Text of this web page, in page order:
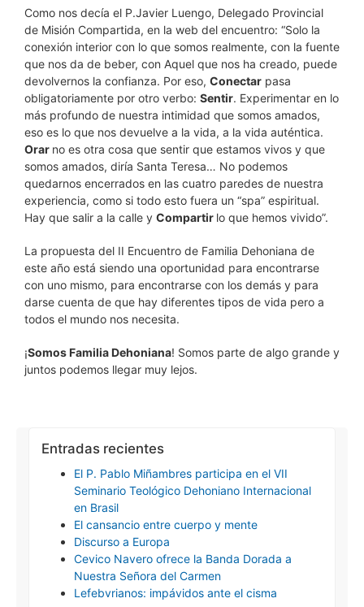
Como nos decía el P.Javier Luengo, Delegado Provincial
de Misión Compartida, en la web del encuentro: “Solo la
conexión interior con lo que somos realmente, con la fuente
que nos da de beber, con Aquel que nos ha creado, puede
devolvernos la confianza. Por eso, Conectar pasa
obligatoriamente por otro verbo: Sentir. Experimentar en lo
más profundo de nuestra intimidad que somos amados,
eso es lo que nos devuelve a la vida, a la vida auténtica.
Orar no es otra cosa que sentir que estamos vivos y que
somos amados, diría Santa Teresa… No podemos
quedarnos encerrados en las cuatro paredes de nuestra
experiencia, como si todo esto fuera un “spa” espiritual.
Hay que salir a la calle y Compartir lo que hemos vivido”.
La propuesta del II Encuentro de Familia Dehoniana de
este año está siendo una oportunidad para encontrarse
con uno mismo, para encontrarse con los demás y para
darse cuenta de que hay diferentes tipos de vida pero a
todos el mundo nos necesita.
¡Somos Familia Dehoniana! Somos parte de algo grande y
juntos podemos llegar muy lejos.
Entradas recientes
El P. Pablo Miñambres participa en el VII
Seminario Teológico Dehoniano Internacional
en Brasil
El cansancio entre cuerpo y mente
Discurso a Europa
Cevico Navero ofrece la Banda Dorada a
Nuestra Señora del Carmen
Lefebvrianos: impávidos ante el cisma